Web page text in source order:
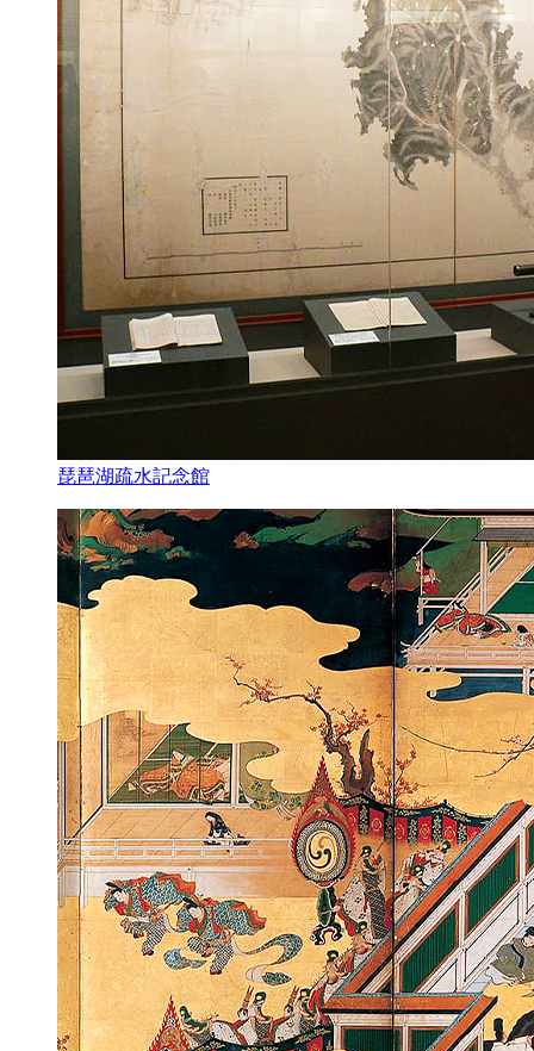
琵琶湖疏水記念館